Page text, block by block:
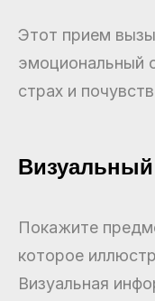
Этот прием
эмоциональный
страх и
Покажите
которое
Визуальная